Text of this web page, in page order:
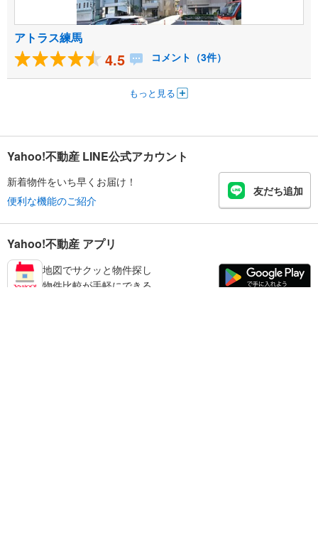
アトラス練馬
4.5 コメント（3件）
もっと見る
Yahoo!不動産 LINE公式アカウント
新着物件をいち早くお届け！
便利な機能のご紹介
友だち追加
Yahoo!不動産 アプリ
地図でサクッと物件探し
物件比較が手軽にできる